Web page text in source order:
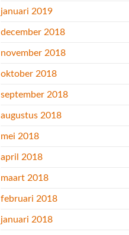
januari 2019
december 2018
november 2018
oktober 2018
september 2018
augustus 2018
mei 2018
april 2018
maart 2018
februari 2018
januari 2018